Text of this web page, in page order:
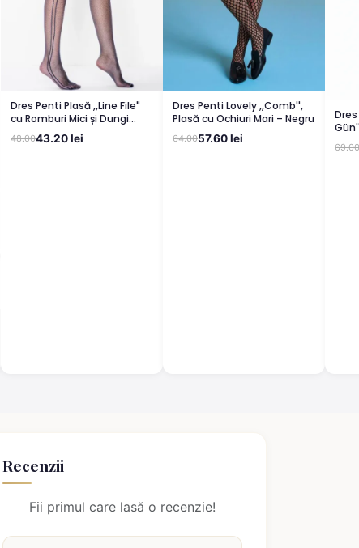
Dres Penti Plasă ,,Line File"
cu Romburi Mici și Dungi
Laterale – Negru
48.0043.20 lei
Dres Penti Lovely ,,Comb'',
Plasă cu Ochiuri Mari – Negru
64.0057.60 lei
69.00
Recenzii
Fii primul care lasă o recenzie!